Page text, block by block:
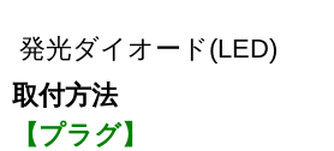
発光ダイオード(LED)
取付方法
【プラグ】